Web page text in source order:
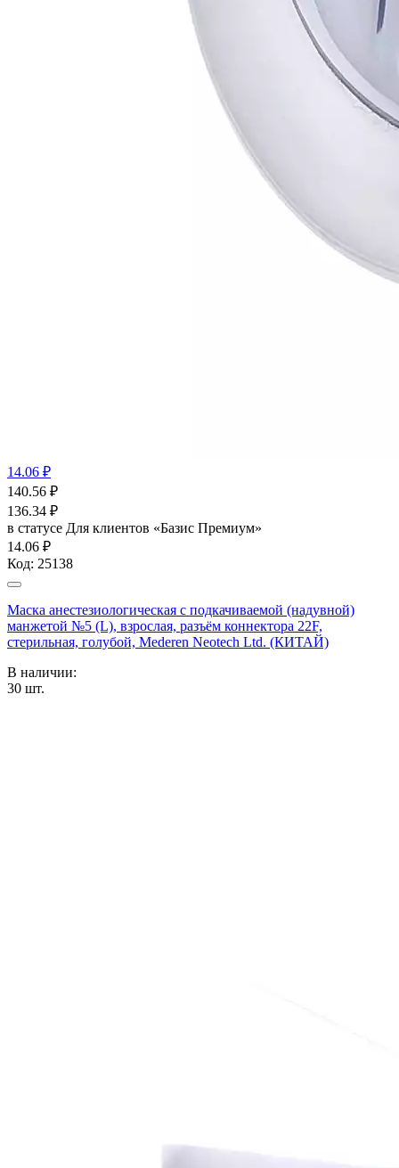
14.06 ₽
140.56 ₽
136.34 ₽
в статусе Для клиентов «Базис Премиум»
14.06 ₽
Код: 25138
Маска анестезиологическая с подкачиваемой (надувной)
манжетой №5 (L), взрослая, разъём коннектора 22F,
стерильная, голубой, Mederen Neotech Ltd. (КИТАЙ)
В наличии:
30 шт.